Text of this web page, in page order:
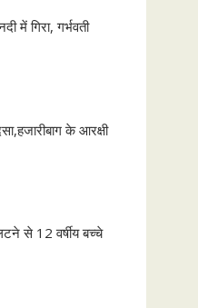
में गिरा, गर्भवती
के आरक्षी
से 12 वर्षीय बच्चे